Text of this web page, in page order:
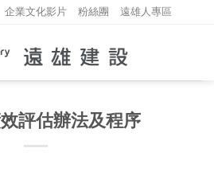
企業文化影片 粉絲團 遠雄人專區
評估辦法及程序